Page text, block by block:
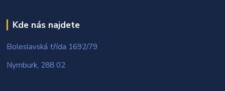
Kde nás najdete
Boleslavská třída 1692/79
Nymburk, 288 02